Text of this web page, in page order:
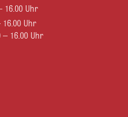
16.00 Uhr
16.00 Uhr
– 16.00 Uhr